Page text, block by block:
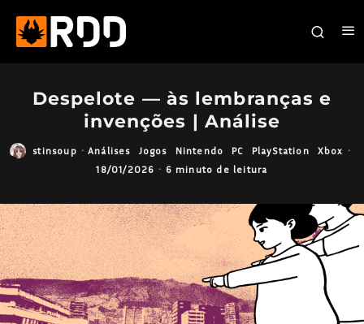
Despelote — às lembranças e
invenções | Análise
stinsoup · Análises Jogos Nintendo PC PlayStation Xbox ·
18/01/2026 · 6 minuto de leitura